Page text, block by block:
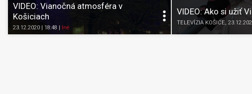
VIDEO: Vianočná atmosféra v
Košiciach
23.12.2020 | 18:48 | Iné Zdieľať
VIDEO: Ako si užiť
TELEVÍZIA KOŠICE ,